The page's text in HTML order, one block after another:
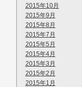
2015年10月
2015年9月
2015年8月
2015年7月
2015年5月
2015年4月
2015年3月
2015年2月
2015年1月